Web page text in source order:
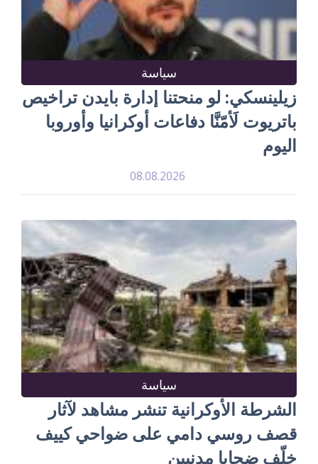
سياسة
زيلينسكي: لو منحتنا إدارة بايدن تراخيص
باتريوت لَأمّنَّا دفاعات أوكرانيا وأوروبا
اليوم
08.08.2026
سياسة
الشرطة الأوكرانية تنشر مشاهد لآثار
قصف روسي دامي على ضواحي كييف
خلّف ضحايا مدنيين